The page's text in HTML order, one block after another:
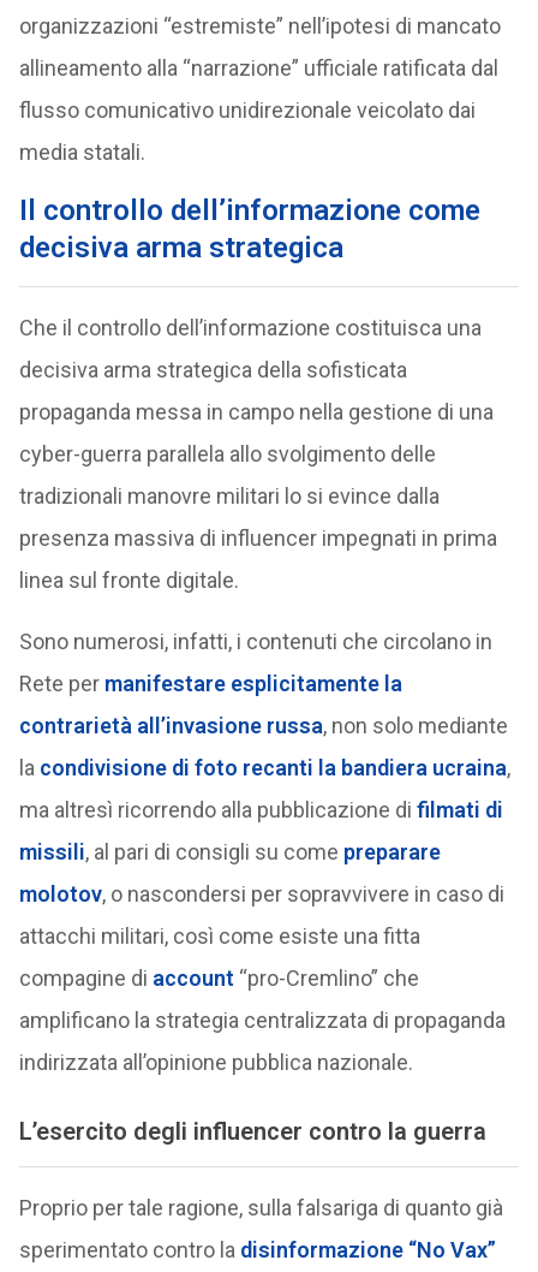
organizzazioni “estremiste” nell’ipotesi di mancato
allineamento alla “narrazione” ufficiale ratificata dal
flusso comunicativo unidirezionale veicolato dai
media statali.
Il controllo dell’informazione come
decisiva arma strategica
Che il controllo dell’informazione costituisca una
decisiva arma strategica della sofisticata
propaganda messa in campo nella gestione di una
cyber-guerra parallela allo svolgimento delle
tradizionali manovre militari lo si evince dalla
presenza massiva di influencer impegnati in prima
linea sul fronte digitale.
Sono numerosi, infatti, i contenuti che circolano in
Rete per manifestare esplicitamente la
contrarietà all’invasione russa, non solo mediante
la condivisione di foto recanti la bandiera ucraina,
ma altresì ricorrendo alla pubblicazione di filmati di
missili, al pari di consigli su come preparare
molotov, o nascondersi per sopravvivere in caso di
attacchi militari, così come esiste una fitta
compagine di account “pro-Cremlino” che
amplificano la strategia centralizzata di propaganda
indirizzata all’opinione pubblica nazionale.
L’esercito degli influencer contro la guerra
Proprio per tale ragione, sulla falsariga di quanto già
sperimentato contro la disinformazione “No Vax”